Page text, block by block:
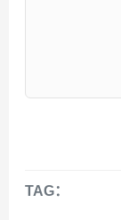
TAG：